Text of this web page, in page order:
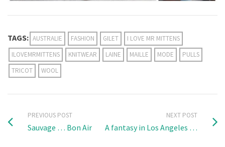
TAGS: AUSTRALIE FASHION GILET
I LOVE MR MITTENS
ILOVEMRMITTENS
KNITWEAR LAINE MAILLE MODE
PULLS
TRICOT
WOOL
PREVIOUS POST
Sauvage … Bon Air
NEXT POST
A fantasy in Los Angeles …